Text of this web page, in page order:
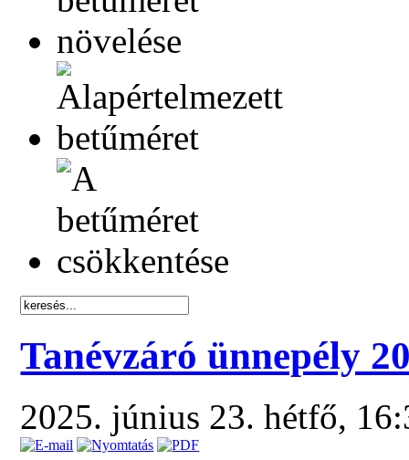
Tanévzáró ünnepély
2025. június 23. hétfő,